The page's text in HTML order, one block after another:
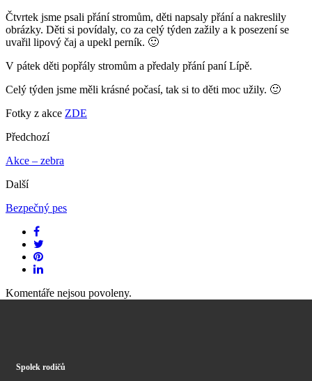
Čtvrtek jsme psali přání stromům, děti napsaly přání a nakreslily
obrázky. Děti si povídaly, co za celý týden zažily a k posezení se
uvařil lipový čaj a upekl perník. 🙂
V pátek děti popřály stromům a předaly přání paní Lípě.
Celý týden jsme měli krásné počasí, tak si to děti moc užily. 🙂
Fotky z akce ZDE
Předchozí
Akce – zebra
Další
Bezpečný pes
Komentáře nejsou povoleny.
Spolek rodičů